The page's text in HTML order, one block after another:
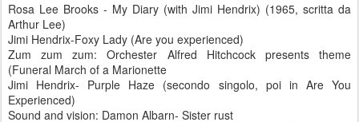
Rosa Lee Brooks - My Diary (with Jimi Hendrix) (1965, scritta da
Arthur Lee)
Jimi Hendrix-Foxy Lady (Are you experienced)
Zum zum zum: Orchester Alfred Hitchcock presents theme
(Funeral March of a Marionette
Jimi Hendrix- Purple Haze (secondo singolo, poi in Are You
Experienced)
Sound and vision: Damon Albarn- Sister rust